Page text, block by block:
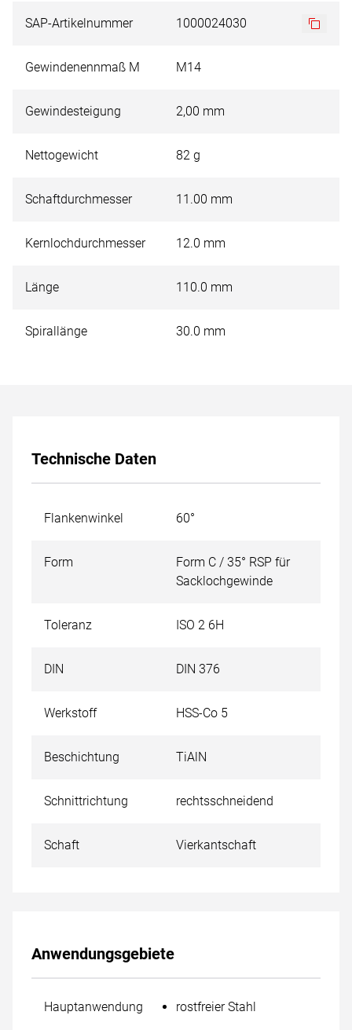
TiAlN-Beschichtung ermöglicht die Trockenbearbeitung
notwendig. Höhere Härte, sehr geringer
produktionsbedingt mit Spitze geliefert werden.
SAP-Artikelnummer 1000024030
Gewindenennmaß M M14
Gewindesteigung 2,00 mm
Nettogewicht 82 g
Schaftdurchmesser 11.00 mm
Kernlochdurchmesser 12.0 mm
Länge 110.0 mm
Spirallänge 30.0 mm
Technische Daten
Flankenwinkel 60°
Form
Form C / 35° RSP für
Sacklochgewinde
Toleranz ISO 2 6H
DIN DIN 376
Werkstoff HSS-Co 5
Beschichtung TiAlN
Schnittrichtung rechtsschneidend
Schaft Vierkantschaft
Anwendungsgebiete
Hauptanwendung rostfreier Stahl